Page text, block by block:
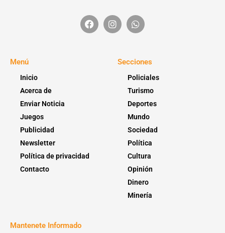
Menú
Inicio
Acerca de
Enviar Noticia
Juegos
Publicidad
Newsletter
Política de privacidad
Contacto
Secciones
Policiales
Turismo
Deportes
Mundo
Sociedad
Política
Cultura
Opinión
Dinero
Minería
Mantenete Informado